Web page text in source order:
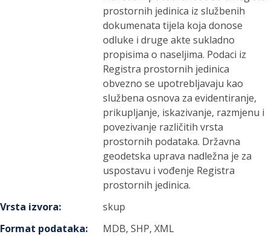
prostornih jedinica iz službenih
dokumenata tijela koja donose
odluke i druge akte sukladno
propisima o naseljima. Podaci iz
Registra prostornih jedinica
obvezno se upotrebljavaju kao
službena osnova za evidentiranje,
prikupljanje, iskazivanje, razmjenu i
povezivanje različitih vrsta
prostornih podataka. Državna
geodetska uprava nadležna je za
uspostavu i vođenje Registra
prostornih jedinica.
Vrsta izvora:
skup
Format podataka:
MDB, SHP, XML